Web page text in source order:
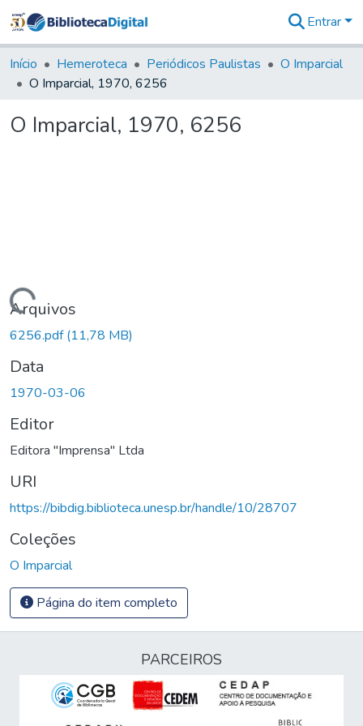
&
Coleções
Tudo na
Digital
Entrar
Início Hemeroteca Periódicos Paulistas
O Imparcial
O Imparcial, 1970, 6256
O Imparcial, 1970, 6256
Carregando...
Arquivos
6256.pdf(11,78 MB)
Data
1970-03-06
Editor
Editora "Imprensa" Ltda
URI
https://bibdig.biblioteca.unesp.br/handle/10/28707
Coleções
O Imparcial
Página do item completo
PARCEIROS